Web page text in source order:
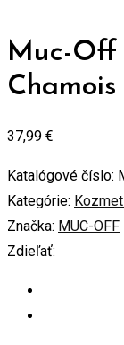
Muc-Off
37,99 €
Katalógové číslo:
Kategórie:
Značka: MUC-OFF
Zdieľať: